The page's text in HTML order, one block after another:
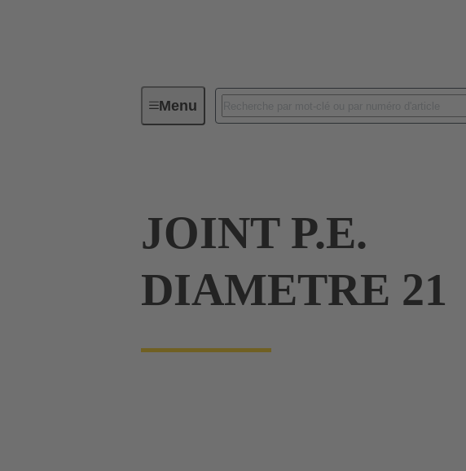
MenuConnecteurs industriels / Han®
JOINT P.E.
DIAMETRE 21